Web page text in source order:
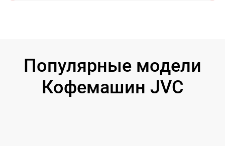
Популярные модели
Кофемашин JVC